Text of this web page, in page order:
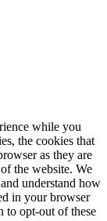
while you
the cookies that
as they are
the website. We
understand how
in your browser
to opt-out of these